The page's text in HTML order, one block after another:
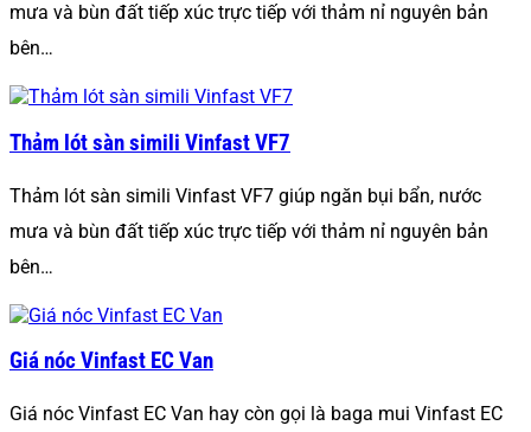
mưa và bùn đất tiếp xúc trực tiếp với thảm nỉ nguyên bản
bên…
Thảm lót sàn simili Vinfast VF7
Thảm lót sàn simili Vinfast VF7 giúp ngăn bụi bẩn, nước
mưa và bùn đất tiếp xúc trực tiếp với thảm nỉ nguyên bản
bên…
Giá nóc Vinfast EC Van
Giá nóc Vinfast EC Van hay còn gọi là baga mui Vinfast EC